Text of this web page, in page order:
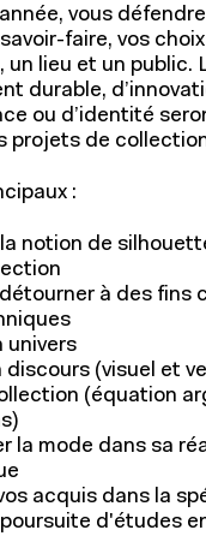
vous
faire, vos
un lieu et un public.
durable,
ou d’identité
projets de
:
notion de
à des fins
univers
discours (visuel et
(équation
la mode dans sa
acquis dans la
d'études